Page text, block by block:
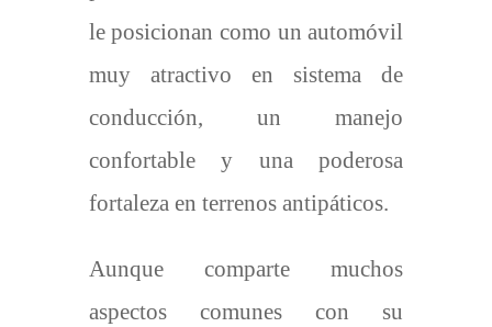
le posicionan como un automóvil
muy atractivo en sistema de
conducción, un manejo
confortable y una poderosa
fortaleza en terrenos antipáticos.
Aunque comparte muchos
aspectos comunes con su